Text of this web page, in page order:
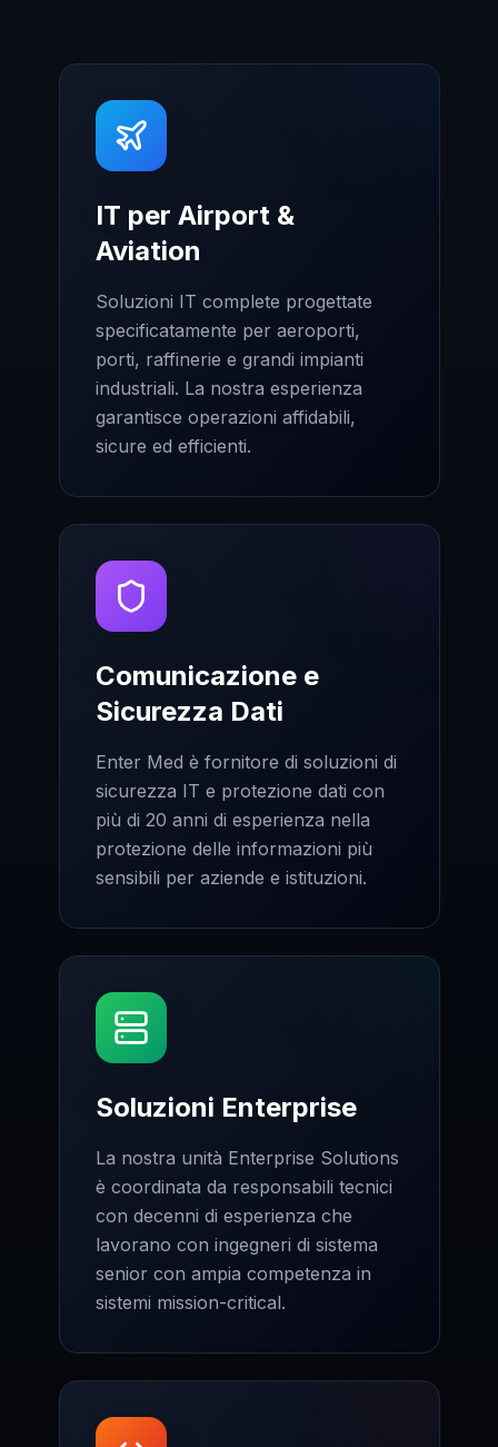
IT per Airport &
Aviation
Soluzioni IT complete progettate
specificatamente per aeroporti,
porti, raffinerie e grandi impianti
industriali. La nostra esperienza
garantisce operazioni affidabili,
sicure ed efficienti.
Comunicazione e
Sicurezza Dati
Enter Med è fornitore di soluzioni di
sicurezza IT e protezione dati con
più di 20 anni di esperienza nella
protezione delle informazioni più
sensibili per aziende e istituzioni.
Soluzioni Enterprise
La nostra unità Enterprise Solutions
è coordinata da responsabili tecnici
con decenni di esperienza che
lavorano con ingegneri di sistema
senior con ampia competenza in
sistemi mission-critical.